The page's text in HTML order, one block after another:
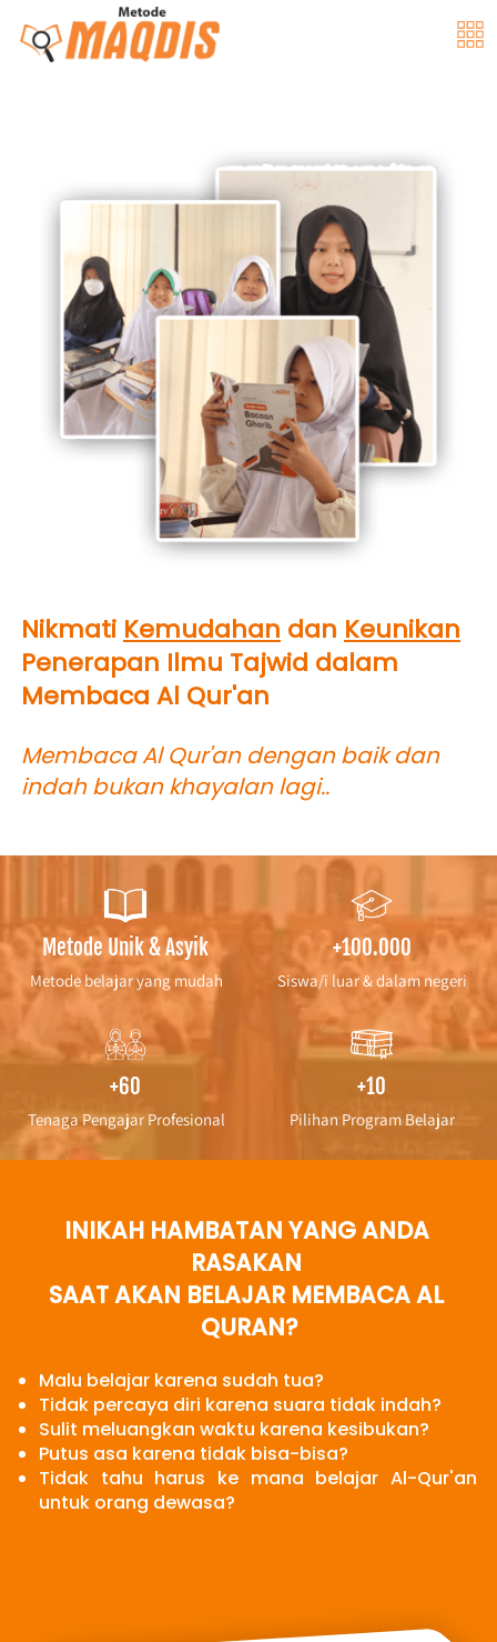
Nikmati Kemudahan dan Keunikan
Penerapan Ilmu Tajwid dalam
Membaca Al Qur'an
Membaca Al Qur'an dengan baik dan
indah bukan khayalan lagi..
Metode Unik & Asyik
Metode belajar yang mudah
+100.000
Siswa/i luar & dalam negeri
+60
Tenaga Pengajar Profesional
+10
Pilihan Program Belajar
INIKAH HAMBATAN YANG ANDA
RASAKAN
SAAT AKAN BELAJAR MEMBACA AL
QURAN?
Malu belajar karena sudah tua?
Tidak percaya diri karena suara tidak indah?
Sulit meluangkan waktu karena kesibukan?
Putus asa karena tidak bisa-bisa?
Tidak tahu harus ke mana belajar Al-Qur'an
untuk orang dewasa?